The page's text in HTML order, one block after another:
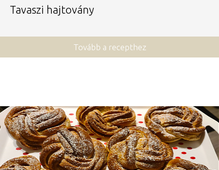
Tavaszi hajtovány
Tovább a recepthez